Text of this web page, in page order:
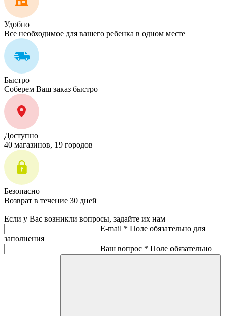
Удобно
Все необходимое для вашего ребенка в одном месте
Быстро
Соберем Ваш заказ быстро
Доступно
40 магазинов, 19 городов
Безопасно
Возврат в течение 30 дней
Если у Вас возникли вопросы, задайте их нам
E-mail * Поле обязательно для
заполнения
Ваш вопрос * Поле обязательно